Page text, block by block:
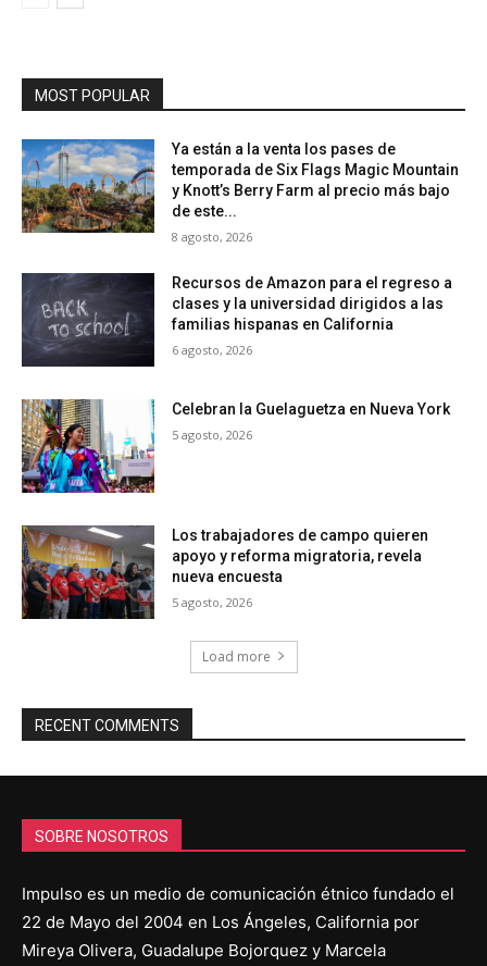
MOST POPULAR
Ya están a la venta los pases de
temporada de Six Flags Magic Mountain
y Knott’s Berry Farm al precio más bajo
de este...
8 agosto, 2026
Recursos de Amazon para el regreso a
clases y la universidad dirigidos a las
familias hispanas en California
6 agosto, 2026
Celebran la Guelaguetza en Nueva York
5 agosto, 2026
Los trabajadores de campo quieren
apoyo y reforma migratoria, revela
nueva encuesta
5 agosto, 2026
Load more
RECENT COMMENTS
SOBRE NOSOTROS
Impulso es un medio de comunicación étnico fundado el
22 de Mayo del 2004 en Los Ángeles, California por
Mireya Olivera, Guadalupe Bojorquez y Marcela